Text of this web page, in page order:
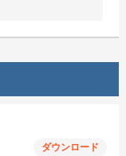
ダウンロード